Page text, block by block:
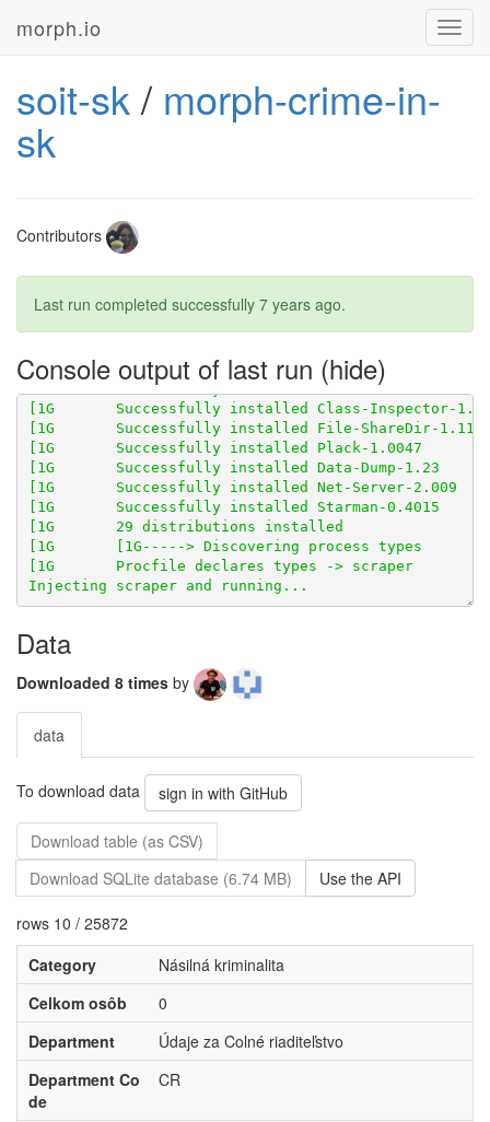
morph.io
soit-sk/ morph-crime-in-
sk
Contributors
Last run completed successfully 7 years ago.
Console output of last run
[1G       Procfile declares types -> scraper
Data
Downloaded 8 times by
data
To download data sign in with GitHub
Download table (as CSV)
Download SQLite database (6.74 MB)
Use the API
rows 10 / 25872
Category
Násilná kriminalita
Celkom osôb
0
Department
Údaje za Colné riaditeľstvo
Department Co
de
CR